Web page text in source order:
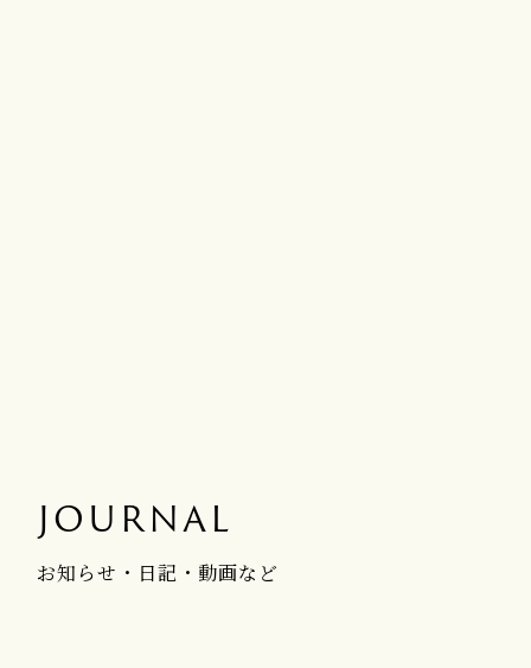
JOURNAL
お知らせ・日記・動画など